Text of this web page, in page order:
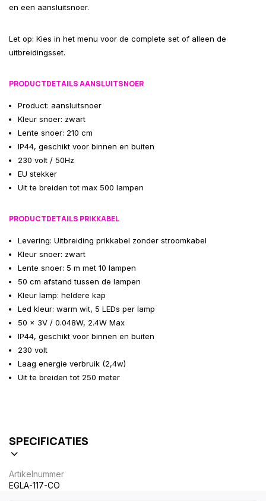
en een aansluitsnoer.
Let op: Kies in het menu voor de complete set of alleen de
uitbreidingsset.
PRODUCTDETAILS AANSLUITSNOER
Product: aansluitsnoer
Kleur snoer: zwart
Lente snoer: 210 cm
IP44, geschikt voor binnen en buiten
230 volt / 50Hz
EU stekker
Uit te breiden tot max 500 lampen
PRODUCTDETAILS PRIKKABEL
Levering: Uitbreiding prikkabel zonder stroomkabel
Kleur snoer: zwart
Lente snoer: 5 m met 10 lampen
50 cm afstand tussen de lampen
Kleur lamp: heldere kap
Led kleur: warm wit, 5 LEDs per lamp
50 x 3V / 0.048W, 2.4W Max
IP44, geschikt voor binnen en buiten
230 volt
Laag energie verbruik (2,4w)
Uit te breiden tot 250 meter
SPECIFICATIES
Artikelnummer
EGLA-117-CO